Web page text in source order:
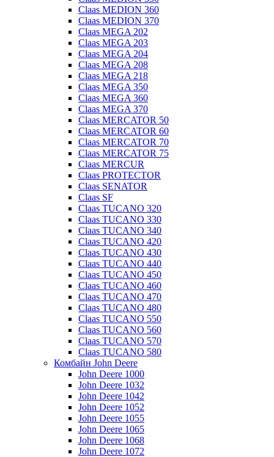
Claas MEDION 360
Claas MEDION 370
Claas MEGA 202
Claas MEGA 203
Claas MEGA 204
Claas MEGA 208
Claas MEGA 218
Claas MEGA 350
Claas MEGA 360
Claas MEGA 370
Claas MERCATOR 50
Claas MERCATOR 60
Claas MERCATOR 70
Claas MERCATOR 75
Claas MERCUR
Claas PROTECTOR
Claas SENATOR
Claas SF
Claas TUCANO 320
Claas TUCANO 330
Claas TUCANO 340
Claas TUCANO 420
Claas TUCANO 430
Claas TUCANO 440
Claas TUCANO 450
Claas TUCANO 460
Claas TUCANO 470
Claas TUCANO 480
Claas TUCANO 550
Claas TUCANO 560
Claas TUCANO 570
Claas TUCANO 580
Комбайн John Deere
John Deere 1000
John Deere 1032
John Deere 1042
John Deere 1052
John Deere 1055
John Deere 1065
John Deere 1068
John Deere 1072